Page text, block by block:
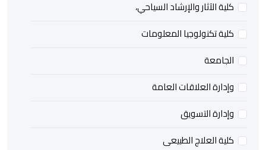
كلية الآثار والإرشاد السياحي،
كلية تكنولوجيا المعلومات
الجامعة
وإدارة العلاقات العامة
وإدارة التسويق
كلية العلاج الطبيعى